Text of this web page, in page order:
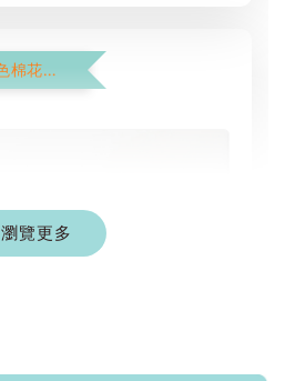
【$1250加購6支入彩色棉花棒】
瀏覽更多